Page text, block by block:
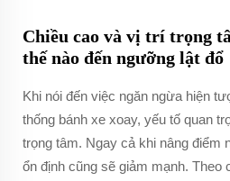
Chiều cao và vị trí trọng
thế nào đến ngưỡng lật đổ
Khi nói đến việc ngăn ngừa hiện
thống bánh xe xoay, yếu tố quan
trọng tâm. Ngay cả khi nâng điểm
ổn định cũng sẽ giảm mạnh. Theo